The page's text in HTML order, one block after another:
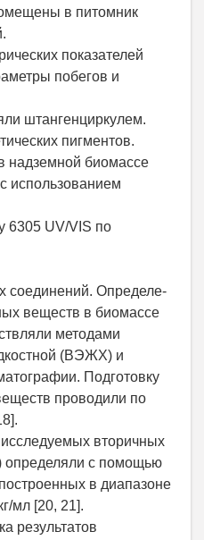
в питомник
показателей
побегов и
штангенциркулем.
пигментов.
надземной биомассе
использованием
6305 UV/VIS по
соединений. Определе-
веществ в биомассе
методами
(ВЭЖХ) и
Подготовку
проводили по
вторичных
определяли с помощью
в диапазоне
мл [20, 21].
результатов